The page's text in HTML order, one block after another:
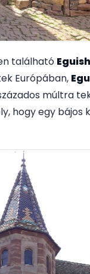
található
Európában,
múltra
hogy egy